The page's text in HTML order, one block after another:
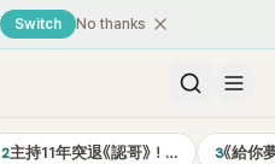
Switch No thanks
2主持11年突退《認哥》！… 3《給你